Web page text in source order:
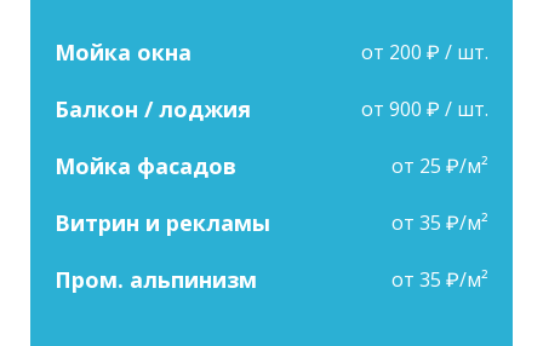
Мойка окна от 200 ₽ / шт.
Балкон / лоджия от 900 ₽ / шт.
Мойка фасадов от 25 ₽/м²
Витрин и рекламы от 35 ₽/м²
Пром. альпинизм от 35 ₽/м²